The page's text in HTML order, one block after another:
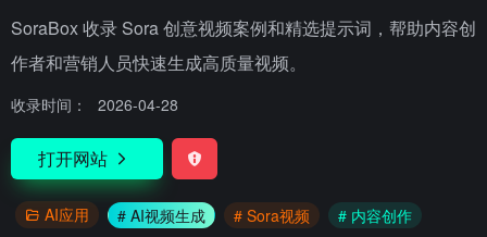
SoraBox 收录 Sora 创意视频案例和精选提示词，帮助内容创
作者和营销人员快速生成高质量视频。
收录时间： 2026-04-28
打开网站
AI应用 # AI视频生成 # Sora视频
# 内容创作